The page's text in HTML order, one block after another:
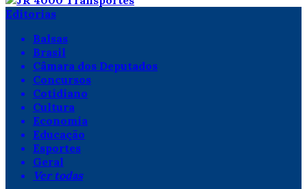
Editorias
Balsas
Brasil
Câmara dos Deputados
Concursos
Cotidiano
Cultura
Economia
Educação
Esportes
Geral
Ver todas